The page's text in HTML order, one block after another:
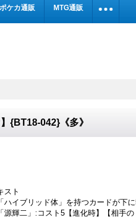
ポケカ通販 MTG通販
{BT18-042}《多》
スト
ハイブリッド体」を持つカードが下
源輝二」:コスト5【進化時】【相手の